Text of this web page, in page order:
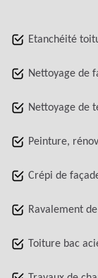
Etanchéité
Nettoyage de
Nettoyage de
Peinture,
Crépi de
Ravalement
Toiture bac